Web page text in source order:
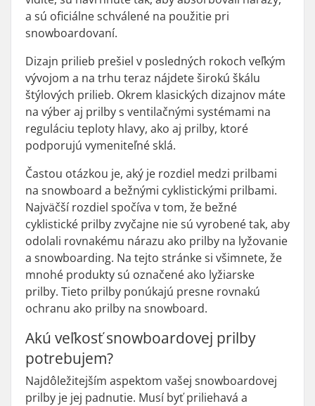
a sú oficiálne schválené na použitie pri
snowboardovaní.
Dizajn prilieb prešiel v posledných rokoch veľkým
vývojom a na trhu teraz nájdete širokú škálu
štýlových prilieb. Okrem klasických dizajnov máte
na výber aj prilby s ventilačnými systémami na
reguláciu teploty hlavy, ako aj prilby, ktoré
podporujú vymeniteľné sklá.
Častou otázkou je, aký je rozdiel medzi prilbami
na snowboard a bežnými cyklistickými prilbami.
Najväčší rozdiel spočíva v tom, že bežné
cyklistické prilby zvyčajne nie sú vyrobené tak, aby
odolali rovnakému nárazu ako prilby na lyžovanie
a snowboarding. Na tejto stránke si všimnete, že
mnohé produkty sú označené ako lyžiarske
prilby. Tieto prilby ponúkajú presne rovnakú
ochranu ako prilby na snowboard.
Akú veľkosť snowboardovej prilby
potrebujem?
Najdôležitejším aspektom vašej snowboardovej
prilby je jej padnutie. Musí byť priliehavá a